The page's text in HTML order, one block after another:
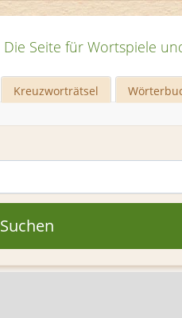
Die Seite für Wortspiele
Kreuzworträtsel
Suchen